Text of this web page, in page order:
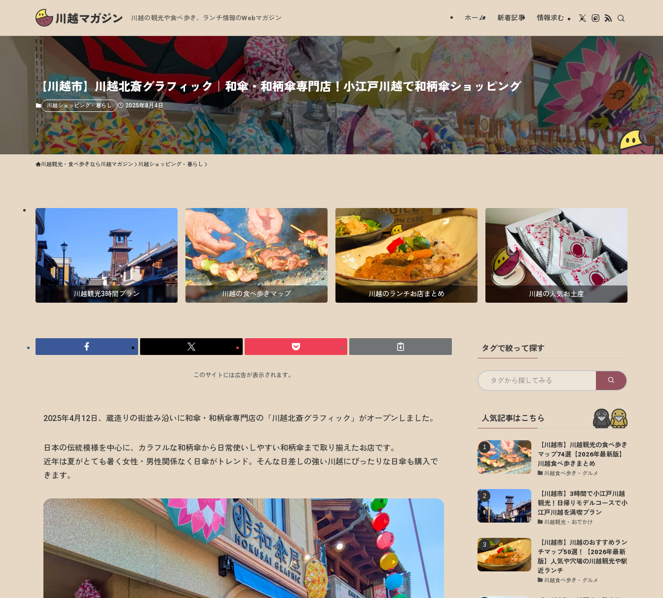
川越の観光や食べ歩き、ランチ情報のWebマガジン ホーム 新着記事 情報求む
【川越市】川越北斎グラフィック｜和傘・和柄傘専門店！小江戸川越で和柄傘ショッピング
川越ショッピング・暮らし 2025年8月4日
川越観光・食べ歩きなら川越マガジン 川越ショッピング・暮らし
川越観光3時間プラン 川越の食べ歩きマップ 川越のランチお店まとめ 川越の人気お土産
このサイトには広告が表示されます。
2025年4月12日、蔵造りの街並み沿いに和傘・和柄傘専門店の「川越北斎グラフィック」がオープンしました。
日本の伝統模様を中心に、カラフルな和柄傘から日常使いしやすい和柄傘まで取り揃えたお店です。
近年は夏がとても暑く女性・男性関係なく日傘がトレンド。そんな日差しの強い川越にぴったりな日傘も購入で
きます。
タグで絞って探す
タグから探してみる
人気記事はこちら
【川越市】川越観光の食べ歩き
マップ74選【2026年最新版】
川越食べ歩きまとめ
川越食べ歩き・グルメ
【川越市】3時間で小江戸川越
観光！日帰りモデルコースで小
江戸川越を満喫プラン
川越観光・おでかけ
【川越市】川越のおすすめラン
チマップ50選！【2026年最新
版】人気や穴場の川越観光や駅
近ランチ
川越食べ歩き・グルメ